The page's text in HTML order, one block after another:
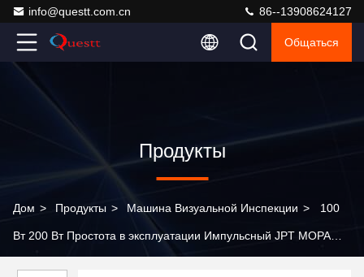
info@questt.com.cn 86--13908624127
Общаться
Продукты
Дом > Продукты > Машина Визуальной Инспекции > 100
Вт 200 Вт Простота в эксплуатации Импульсный JPT MOPA